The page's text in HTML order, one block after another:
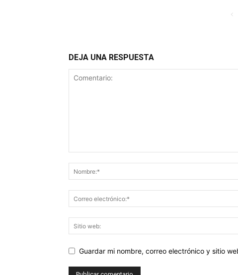
DEJA UNA RESPUESTA
Guardar mi nombre, correo electrónico y sitio